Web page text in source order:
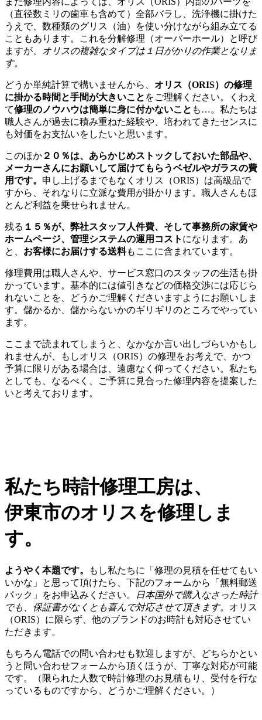
（直径数ミリの歯車も含めて）全部バラし、洗浄機に掛けた
うえで、数種類のグリス（油）を使い分けながら組み立てる
こともあります。これを分解修理（オーバーホール）と呼び
ますが、 オリスの複雑なタイプは１日がかりの作業となりま
す。
どうか単純計算で構いませんから、 オリス（ORIS）の修理
に掛かる時間と手間が大きいこと をご理解ください。くわえ
て修理のノウハウは簡単に身に付かないこと も…。私たちは
職人さんが過去に積み重ねた経験や、培われてきたセンスに
も対価をお支払いをしたいと思います。
このほか ２０％は、あらかじめストックしておいた部品や、
メーカーさんにお願いして届けてもらうベゼルやガラスの費
用です。 申し上げるまでもなくオリス（ORIS）は高級品で
すから、それなりに立派な費用が掛かります。職人さんもほ
とんど利益を乗せられません。
残る １５％が、弊社スタッフ人件費、そして事務所の家賃や
ホームページ、管理システムの運用コスト になります。あ
と、 お客様にお届けする送料もここに含まれています。
修理費用は職人さんや、サービス窓口のスタッフの生活も掛
かっています。基本的には値引きなどの価格交渉には応じら
れないことを、どうかご理解くださいますようにお願いしま
す。儲かるか、儲からないかのギリギリのところでやってい
ます。
ここまで読まれてしまうと、なかなか言い出しづらいかもし
れませんが、もしオリス（ORIS）の修理をお考えで、かつ
予算に限りがある場合は、遠慮なく仰ってください。私たち
としても、なるべく、ご予算に見合った修理内容を提案した
いと考えております。
私たち時計修理工房は、
伊東市のオリスを修理しま
す。
ようやく本題です。
もし私たちに「修理の見積を任せてもい
いかな」と思って頂けたら、下記のフォームから「無料郵送
パック」をお申込みください。
日本国外で購入なさった時計
でも、保証書がなくとも喜んで対応させて頂きます。 オリス
（ORIS）に限らず、他のブランドのお時計も対応させてい
ただきます。
もちろん電話での問い合わせも歓迎しますが、どちらかとい
うと問い合わせフォームから頂くほうが、丁寧な対応が可能
です。（限られた人数で時計修理のお見積もり、受付を行な
っているものですから、どうかご理解ください。）